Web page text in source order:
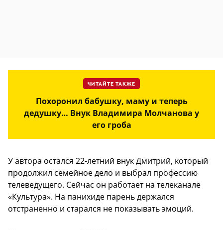
ЧИТАЙТЕ ТАКЖЕ
Похоронил бабушку, маму и теперь
дедушку… Внук Владимира Молчанова у
его гроба
У автора остался 22-летний внук Дмитрий, который
продолжил семейное дело и выбрал профессию
телеведущего. Сейчас он работает на телеканале
«Культура». На панихиде парень держался
отстраненно и старался не показывать эмоций.